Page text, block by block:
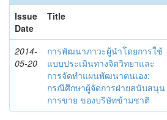
Issue
Date
Title
2014-
05-20
การพัฒนาภาวะผู้นำโดยการใช้
แบบประเมินทางจิตวิทยาและ
การจัดทำแผนพัฒนาตนเอง:
กรณีศึกษาผู้จัดการฝ่ายสนับสนุน
การขาย ของบริษัทข้ามชาติ